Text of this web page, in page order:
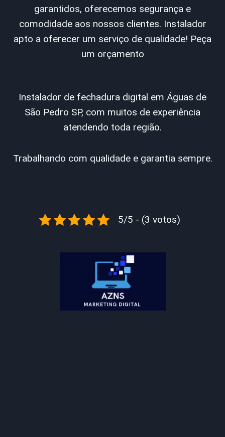
garantidos, oferecemos segurança e
comodidade aos nossos clientes. Instalador
apto a oferecer um serviço de qualidade! Peça
um orçamento
Instalador de fechadura digital em Águas de
São Pedro SP, com muitos de experiência
atendendo toda região.
Trabalhando com qualidade e garantia sempre.
5/5 - (3 votos)